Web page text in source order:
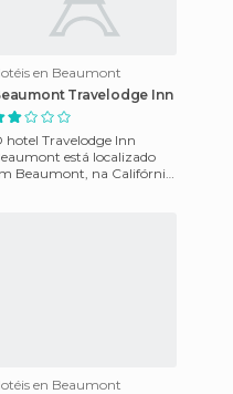
en Beaumont
Travelodge Inn
hotel Travelodge Inn
está localizado
Beaumont, na Califórnia,
en Beaumont